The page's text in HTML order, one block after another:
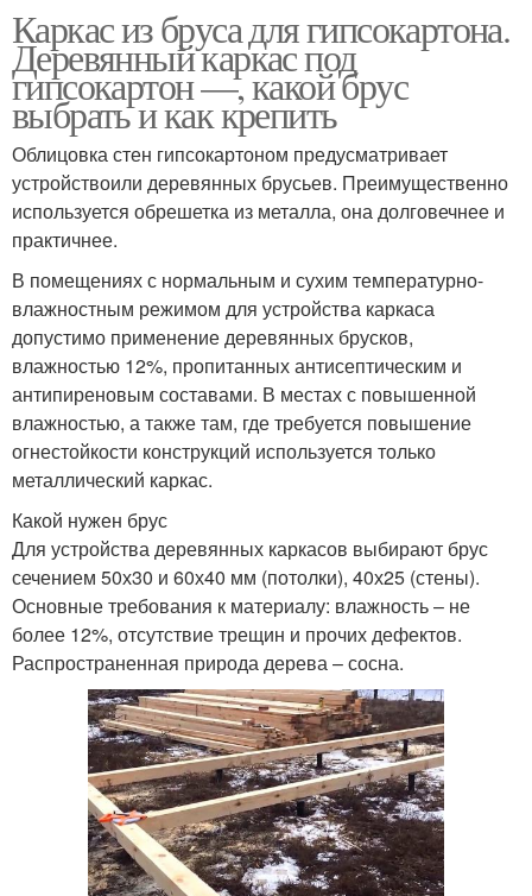
Каркас из бруса для гипсокартона.
Деревянный каркас под
гипсокартон —, какой брус
выбрать и как крепить
Облицовка стен гипсокартоном предусматривает
устройствоили деревянных брусьев. Преимущественно
используется обрешетка из металла, она долговечнее и
практичнее.
В помещениях с нормальным и сухим температурно-
влажностным режимом для устройства каркаса
допустимо применение деревянных брусков,
влажностью 12%, пропитанных антисептическим и
антипиреновым составами. В местах с повышенной
влажностью, а также там, где требуется повышение
огнестойкости конструкций используется только
металлический каркас.
Какой нужен брус
Для устройства деревянных каркасов выбирают брус
сечением 50х30 и 60х40 мм (потолки), 40х25 (стены).
Основные требования к материалу: влажность – не
более 12%, отсутствие трещин и прочих дефектов.
Распространенная природа дерева – сосна.